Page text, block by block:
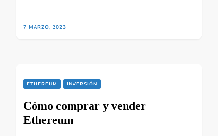
7 MARZO, 2023
ETHEREUM INVERSIÓN
Cómo comprar y vender
Ethereum